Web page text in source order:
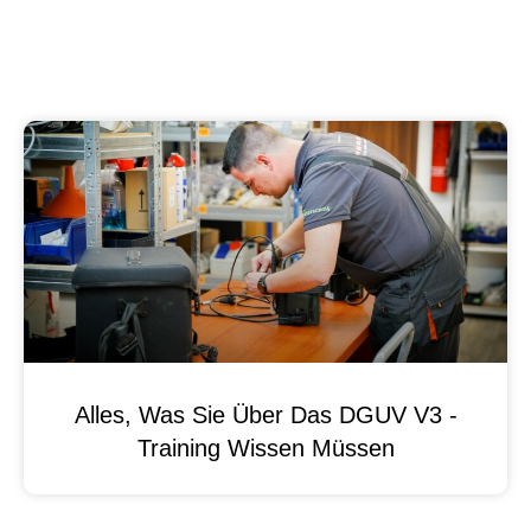
Alles, Was Sie Über Das DGUV V3 -
Training Wissen Müssen